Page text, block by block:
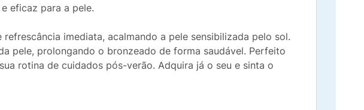
eficaz para a pele.
refrescância imediata, acalmando a pele sensibilizada pelo sol.
pele, prolongando o bronzeado de forma saudável. Perfeito
rotina de cuidados pós-verão. Adquira já o seu e sinta o